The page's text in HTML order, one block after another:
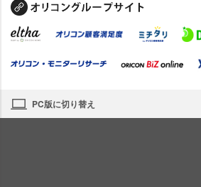
PC版に切り替え